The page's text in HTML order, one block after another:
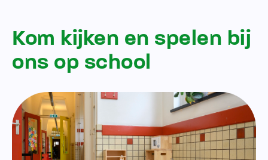
Kom kijken en spelen bij
ons op school